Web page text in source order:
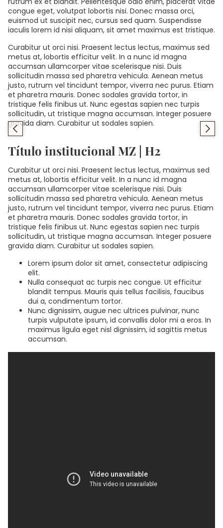
congue eget, volutpat lobortis nisi. Donec massa orci,
euismod ut suscipit nec, cursus sed quam. Suspendisse
iaculis lorem id nisi aliquam, sit amet maximus est tristique.
Curabitur ut orci nisi. Praesent lectus lectus, maximus sed
metus at, lobortis efficitur velit. In a nunc id magna
accumsan ullamcorper vitae scelerisque nisi. Duis
sollicitudin massa sed pharetra vehicula. Aenean metus
justo, rutrum vel tincidunt tempor, viverra nec purus. Etiam
et pharetra mauris. Donec sodales gravida tortor, in
tristique felis finibus ut. Nunc egestas sapien nec turpis
sollicitudin, ut tristique magna accumsan. Integer posuere
gravida diam. Curabitur ut sodales sapien.
Título institucional MZ | H2
Curabitur ut orci nisi. Praesent lectus lectus, maximus sed
metus at, lobortis efficitur velit. In a nunc id magna
accumsan ullamcorper vitae scelerisque nisi. Duis
sollicitudin massa sed pharetra vehicula. Aenean metus
justo, rutrum vel tincidunt tempor, viverra nec purus. Etiam
et pharetra mauris. Donec sodales gravida tortor, in
tristique felis finibus ut. Nunc egestas sapien nec turpis
sollicitudin, ut tristique magna accumsan. Integer posuere
gravida diam. Curabitur ut sodales sapien.
Lorem ipsum dolor sit amet, consectetur adipiscing
elit.
Nulla consequat ac turpis nec congue. Ut efficitur
blandit tempus. Mauris quis tellus facilisis, faucibus
dui a, condimentum tortor.
Nunc dignissim, augue nec ultrices pulvinar, nunc
turpis vulputate ipsum, id convallis dolor mi a eros. In
maximus ligula eget nisl dignissim, id sagittis metus
accumsan.